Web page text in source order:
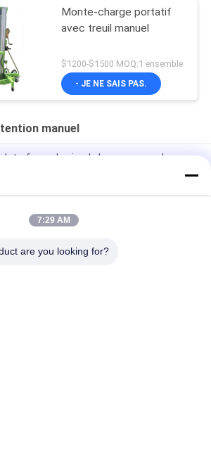
Monte-charge portatif
avec treuil manuel
$1200-$1500 MOQ:1 ensemble
- JE NE SAIS PAS.
manuel
forme Levier de levage manuel avec
manuel de matériaux pour hôtel /
7:29 AM
are you looking for?